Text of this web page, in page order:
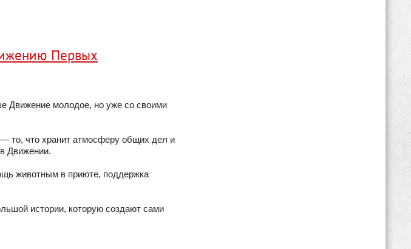
Первых
Движение молодое, но уже со своими
то, что хранит атмосферу общих дел и
Движении.
животным в приюте, поддержка
истории, которую создают сами